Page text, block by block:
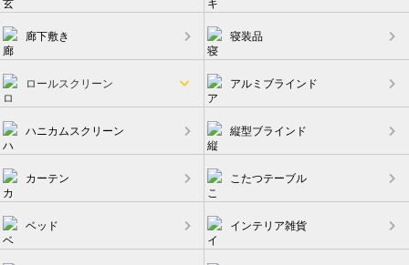
廊下敷き 寝装品
ロールスクリーン アルミブラインド
ハニカムスクリーン 縦型ブラインド
カーテン こたつテーブル
ベッド インテリア雑貨